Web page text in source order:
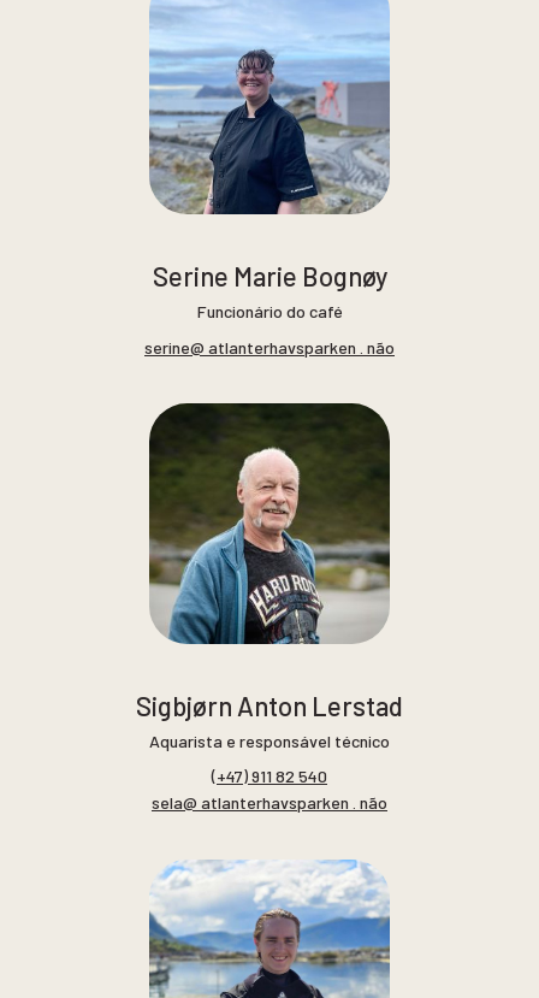
Serine Marie Bognøy
Funcionário do café
serine@ atlanterhavsparken . não
Sigbjørn Anton Lerstad
Aquarista e responsável técnico
(+47) 911 82 540
sela@ atlanterhavsparken . não